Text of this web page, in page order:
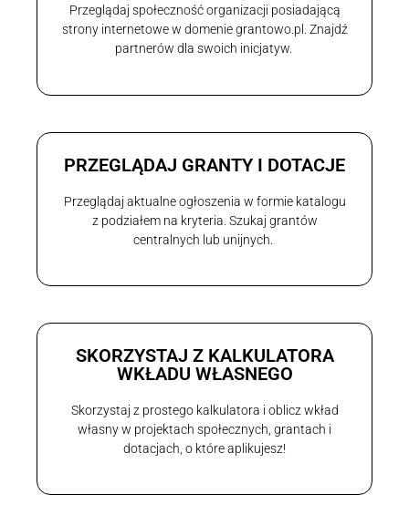
Przeglądaj społeczność organizacji posiadającą
strony internetowe w domenie grantowo.pl. Znajdź
partnerów dla swoich inicjatyw.
PRZEGLĄDAJ GRANTY I DOTACJE
Przeglądaj aktualne ogłoszenia w formie katalogu
z podziałem na kryteria. Szukaj grantów
centralnych lub unijnych.
SKORZYSTAJ Z KALKULATORA
WKŁADU WŁASNEGO
Skorzystaj z prostego kalkulatora i oblicz wkład
własny w projektach społecznych, grantach i
dotacjach, o które aplikujesz!